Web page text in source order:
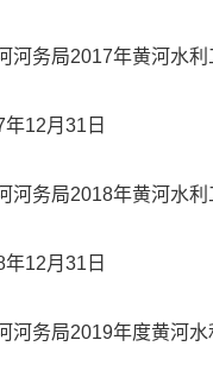
河务局2017年黄河水
12月31日
河务局2018年黄河水
12月31日
河务局2019年度黄河